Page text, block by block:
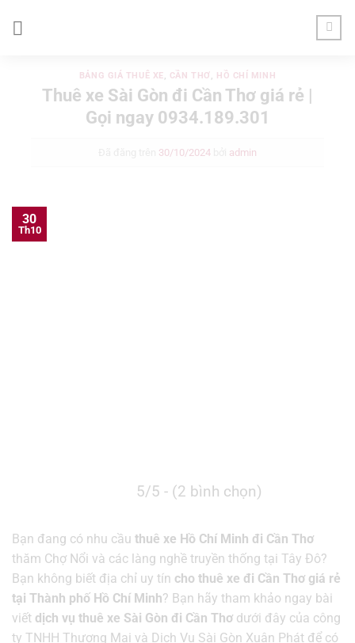
BẢNG GIÁ THUÊ XE, CẦN THƠ, HỒ CHÍ MINH
Thuê xe Sài Gòn đi Cần Thơ giá rẻ |
Gọi ngay 0934.189.301
30/10/2024 admin
30
Th10
5/5 - (2 bình chọn)
Bạn đang có nhu cầu thuê xe Hồ Chí Minh đi Cần Thơ
thăm Chợ Nổi và các làng nghề truyền thống tại Tây Đô?
Bạn không biết địa chỉ uy tín cho thuê xe đi Cần Thơ giá rẻ
tại Thành phố Hồ Chí Minh? Bạn hãy tham khảo ngay bài
viết dịch vụ thuê xe Sài Gòn đi Cần Thơ dưới đây của công
ty TNHH Thương Mại và Dịch Vụ Sài Gòn Xuân Phát để có